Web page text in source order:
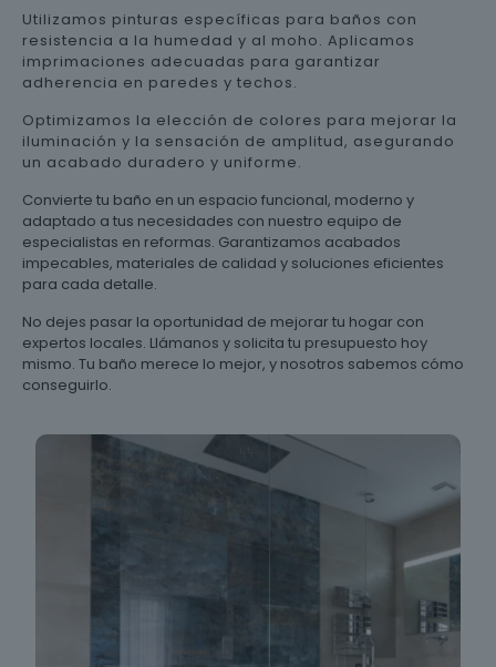
Utilizamos pinturas específicas para baños con
resistencia a la humedad y al moho. Aplicamos
imprimaciones adecuadas para garantizar
adherencia en paredes y techos.
Optimizamos la elección de colores para mejorar la
iluminación y la sensación de amplitud, asegurando
un acabado duradero y uniforme.
Convierte tu baño en un espacio funcional, moderno y
adaptado a tus necesidades con nuestro equipo de
especialistas en reformas. Garantizamos acabados
impecables, materiales de calidad y soluciones eficientes
para cada detalle.
No dejes pasar la oportunidad de mejorar tu hogar con
expertos locales. Llámanos y solicita tu presupuesto hoy
mismo. Tu baño merece lo mejor, y nosotros sabemos cómo
conseguirlo.